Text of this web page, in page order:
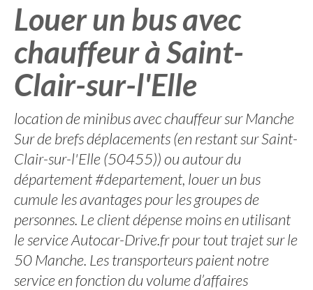
Louer un bus avec
chauffeur à Saint-
Clair-sur-l'Elle
location de minibus avec chauffeur sur Manche
Sur de brefs déplacements (en restant sur Saint-
Clair-sur-l'Elle (50455)) ou autour du
département #departement, louer un bus
cumule les avantages pour les groupes de
personnes. Le client dépense moins en utilisant
le service Autocar-Drive.fr pour tout trajet sur le
50 Manche. Les transporteurs paient notre
service en fonction du volume d’affaires